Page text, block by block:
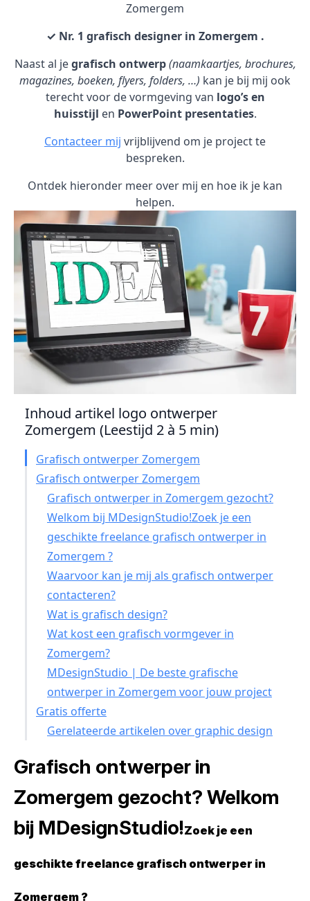
Zomergem
✓ Nr. 1 grafisch designer in Zomergem .
Naast al jegrafisch ontwerp (naamkaartjes, brochures,
magazines, boeken, flyers, folders, …) kan je bij mij ook
terecht voor de vormgeving van logo’s en
huisstijl en PowerPoint presentaties.
Contacteer mij vrijblijvend om je project te
bespreken.
Ontdek hieronder meer over mij en hoe ik je kan
helpen.
Inhoud artikel logo ontwerper
Zomergem (Leestijd 2 à 5 min)
Grafisch ontwerper Zomergem
Grafisch ontwerper Zomergem
Grafisch ontwerper in Zomergem gezocht?
Welkom bij MDesignStudio!Zoek je een
geschikte freelance grafisch ontwerper in
Zomergem ?
Waarvoor kan je mij als grafisch ontwerper
contacteren?
Wat is grafisch design?
Wat kost een grafisch vormgever in
Zomergem?
MDesignStudio | De beste grafische
ontwerper in Zomergem voor jouw project
Gratis offerte
Gerelateerde artikelen over graphic design
Grafisch ontwerper in
Zomergem gezocht? Welkom
bij MDesignStudio!Zoek je een
geschikte freelance grafisch ontwerper in
Zomergem ?